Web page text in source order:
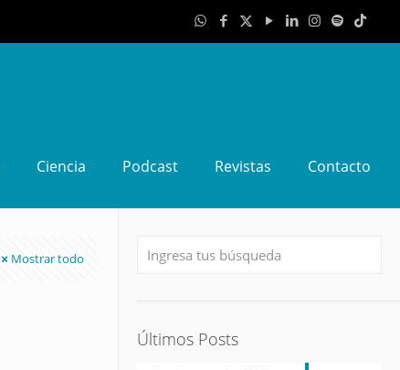
Ciencia Podcast Revistas Contacto
Mostrar todo
Últimos Posts